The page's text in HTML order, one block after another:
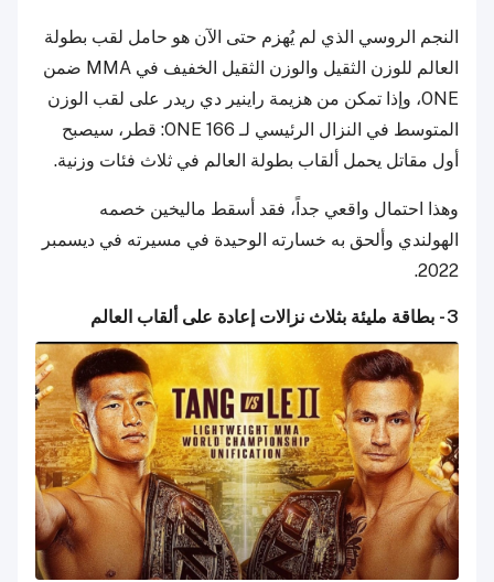
النجم الروسي الذي لم يُهزم حتى الآن هو حامل لقب بطولة
العالم للوزن الثقيل والوزن الثقيل الخفيف في MMA ضمن
ONE، وإذا تمكن من هزيمة راينير دي ريدر على لقب الوزن
المتوسط في النزال الرئيسي لـ ONE 166: قطر، سيصبح
أول مقاتل يحمل ألقاب بطولة العالم في ثلاث فئات وزنية.
وهذا احتمال واقعي جداً، فقد أسقط ماليخين خصمه
الهولندي وألحق به خسارته الوحيدة في مسيرته في ديسمبر
2022.
3 - بطاقة مليئة بثلاث نزالات إعادة على ألقاب العالم